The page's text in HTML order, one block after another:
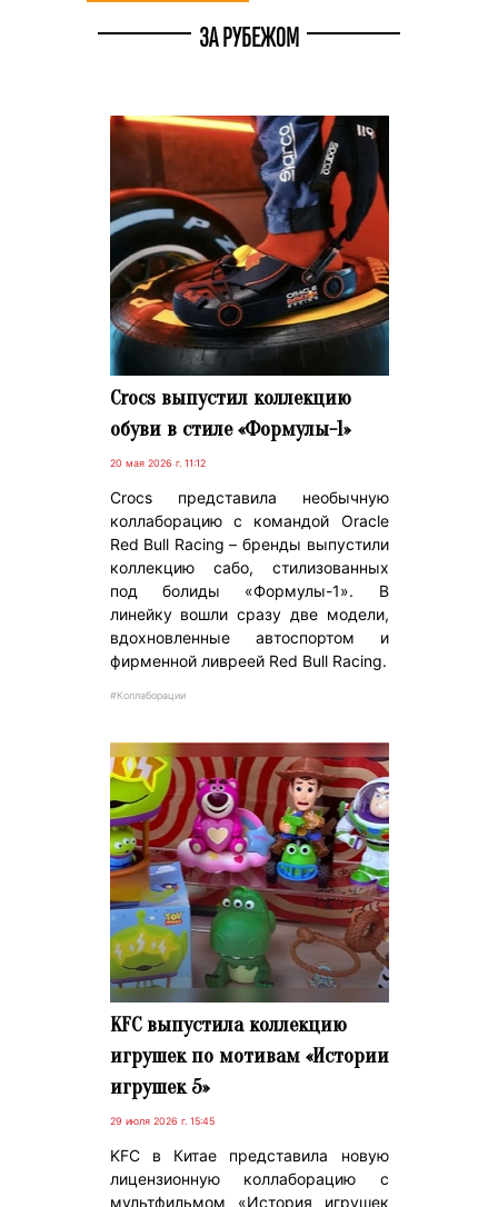
ЗА РУБЕЖОМ
Crocs выпустил коллекцию
обуви в стиле «Формулы-1»
20 мая 2026 г. 11:12
Crocs представила необычную
коллаборацию с командой Oracle
Red Bull Racing – бренды выпустили
коллекцию сабо, стилизованных
под болиды «Формулы-1». В
линейку вошли сразу две модели,
вдохновленные автоспортом и
фирменной ливреей Red Bull Racing.
#Коллаборации
KFC выпустила коллекцию
игрушек по мотивам «Истории
игрушек 5»
29 июля 2026 г. 15:45
KFC в Китае представила новую
лицензионную коллаборацию с
мультфильмом «История игрушек